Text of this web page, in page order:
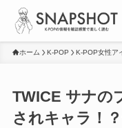
ホーム K-POP K-POP女性ア
TWICE サナの
されキャラ！